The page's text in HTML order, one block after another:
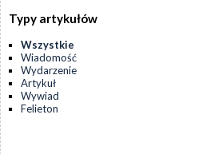
Typy artykułów
Wszystkie
Wiadomość
Wydarzenie
Artykuł
Wywiad
Felieton